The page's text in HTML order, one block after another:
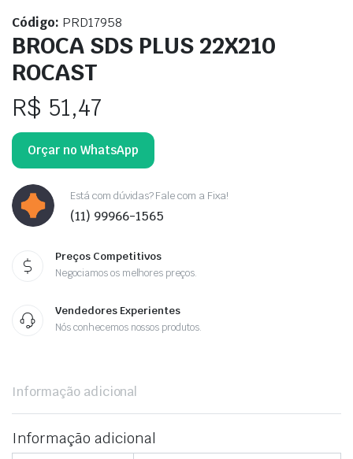
Código: PRD17958
BROCA SDS PLUS 22X210
ROCAST
R$ 51,47
Orçar no WhatsApp
Está com dúvidas? Fale com a Fixa!
(11) 99966-1565
Preços Competitivos
Negociamos os melhores preços.
Vendedores Experientes
Nós conhecemos nossos produtos.
Informação adicional
Informação adicional